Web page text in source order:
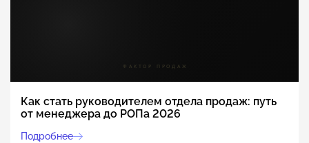
Как стать руководителем отдела продаж: путь
от менеджера до РОПа 2026
Подробнее